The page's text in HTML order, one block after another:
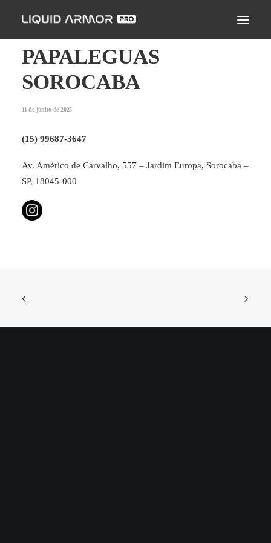
LIQUID ARMOR PRO
MODO DE APLICAÇÃO
ENCONTRE UM APLICADOR
PERGUNTAS FREQUENTES
PAPALEGUAS
SOROCABA
11 de junho de 2025
(15) 99687-3647
Av. Américo de Carvalho, 557 – Jardim Europa, Sorocaba –
SP, 18045-000